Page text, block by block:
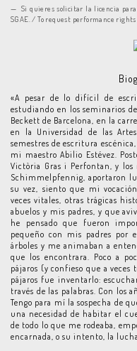
Si quieres solicitar la licencia
SGAE. / To request performance
«A pesar de lo difícil de
estudiando en los seminarios
Beckett de Barcelona, en la
en la Universidad de las
semestres de escritura
mi maestro Abilio Estévez.
Victòria Gras i Perfontan, y los
Schimmelpfennig, aportaron
su vez, siento que mi
veces vitales, otras trágicas
abuelos y mis padres, y que
he pensado que fueron
pequeño con mis padres por
árboles y me animaban a
que los encontrara. Poco a
pájaros (y confieso que a
pájaros fue inventarlo:
través de las palabras. Con los
Tengo para mí la sospecha de
una necesidad de habitar el
de todo lo que me rodeaba,
encarnada, o su intento, la